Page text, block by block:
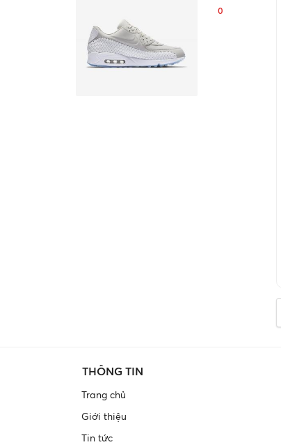
0
THÔNG TIN
Trang chủ
Giới thiệu
Tin tức